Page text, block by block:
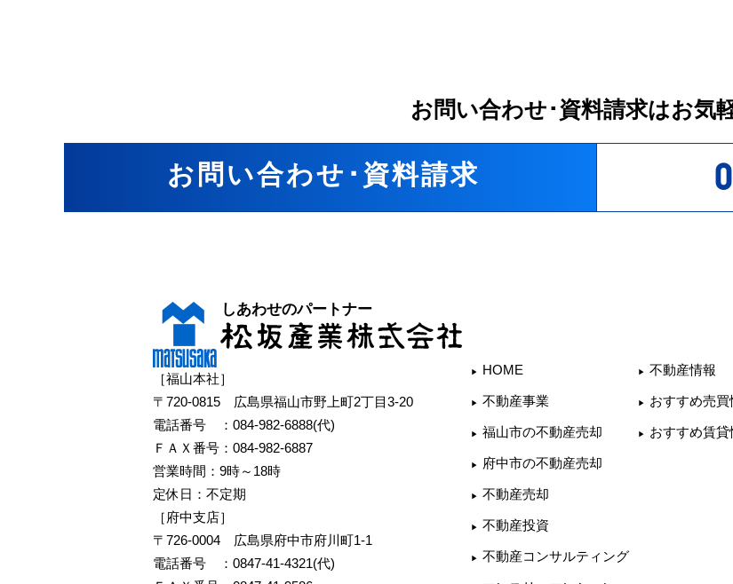
お問い合わせ･資料請求はお気
お問い合わせ･資料請求
［福山本社］
〒720-0815 広島県福山市野上町2丁目3-20
電話番号 ： 084-982-6888(代)
ＦＡＸ番号：084-982-6887
営業時間：9時～18時
定休日：不定期
［府中支店］
〒726-0004 広島県府中市府川町1-1
電話番号 ： 0847-41-4321(代)
HOME
不動産事業
福山市の不動産売却
府中市の不動産売却
不動産売却
不動産投資
不動産コンサルティング
不動産情報
おすすめ売買
おすすめ賃貸